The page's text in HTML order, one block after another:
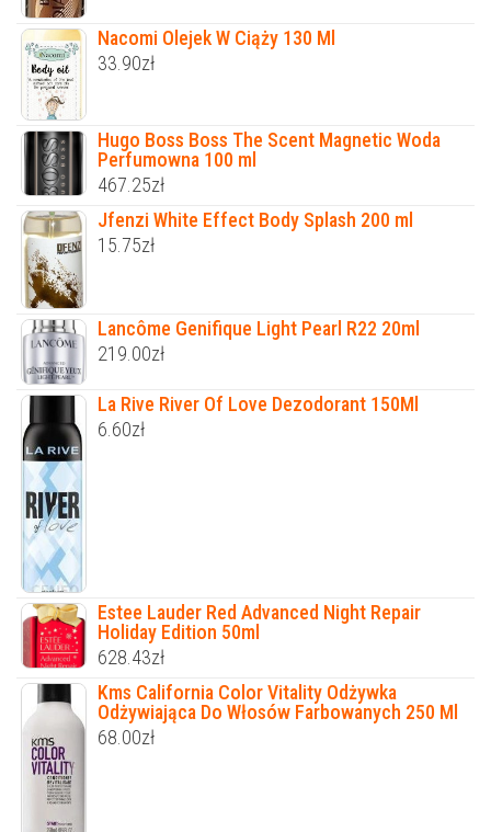
Nacomi Olejek W Ciąży 130 Ml
33.90zł
Hugo Boss Boss The Scent Magnetic Woda
Perfumowna 100 ml
467.25zł
Jfenzi White Effect Body Splash 200 ml
15.75zł
Lancôme Genifique Light Pearl R22 20ml
219.00zł
La Rive River Of Love Dezodorant 150Ml
6.60zł
Estee Lauder Red Advanced Night Repair
Holiday Edition 50ml
628.43zł
Kms California Color Vitality Odżywka
Odżywiająca Do Włosów Farbowanych 250 Ml
68.00zł